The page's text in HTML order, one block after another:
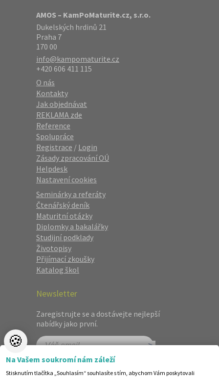
AMOS – KamPoMaturite.cz, s.r.o.
Dukelských hrdinů 21
Praha 7
170 00
info@kampomaturite.cz
+420 606 411 115
O nás
Kontakty
Jak objednávat
REKLAMA zde
Reference
Spolupráce
Registrace / Login
Zásady zpracování OÚ
Helpdesk
Nastavení cookies
Seminárky a referáty
Čtenářský deník
Maturitní otázky
Diplomky a bakalářky
Studijní podklady
Životopisy
Přijímací zkoušky
Katalog škol
Newsletter
Zaregistrujte se a dostávejte nejlepší
nabídky jako první.
🍪
Na Vašem soukromí nám záleží
Stisknutím tlačítka „Souhlasím“ souhlasíte s tím, abychom Vám poskytovali